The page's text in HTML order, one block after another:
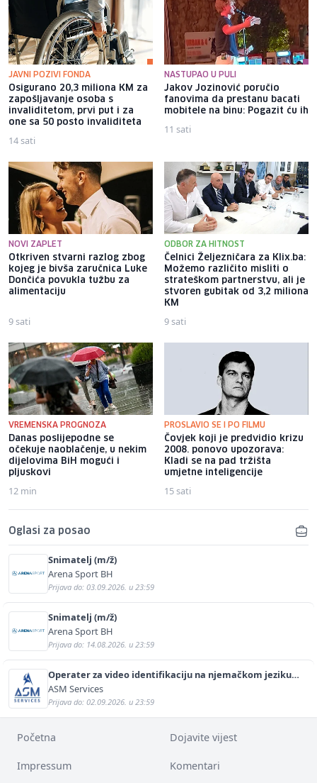
JAVNI POZIVI FONDA
Osigurano 20,3 miliona KM za
zapošljavanje osoba s
invaliditetom, prvi put i za
one sa 50 posto invaliditeta
14 sati
NASTUPAO U PULI
Jakov Jozinović poručio
fanovima da prestanu bacati
mobitele na binu: Pogazit ću ih
11 sati
NOVI ZAPLET
Otkriven stvarni razlog zbog
kojeg je bivša zaručnica Luke
Dončića povukla tužbu za
alimentaciju
9 sati
ODBOR ZA HITNOST
Čelnici Željezničara za Klix.ba:
Možemo različito misliti o
strateškom partnerstvu, ali je
stvoren gubitak od 3,2 miliona
KM
9 sati
VREMENSKA PROGNOZA
Danas poslijepodne se
očekuje naoblačenje, u nekim
dijelovima BiH mogući i
pljuskovi
12 min
PROSLAVIO SE I PO FILMU
Čovjek koji je predvidio krizu
2008. ponovo upozorava:
Kladi se na pad tržišta
umjetne inteligencije
15 sati
Oglasi za posao
Snimatelj (m/ž)
Arena Sport BH
Prijava do: 03.09.2026. u 23:59
Snimatelj (m/ž)
Arena Sport BH
Prijava do: 14.08.2026. u 23:59
Operater za video identifikaciju na njemačkom jeziku
(m/ž)
ASM Services
Prijava do: 02.09.2026. u 23:59
Početna Dojavite vijest
Impressum Komentari